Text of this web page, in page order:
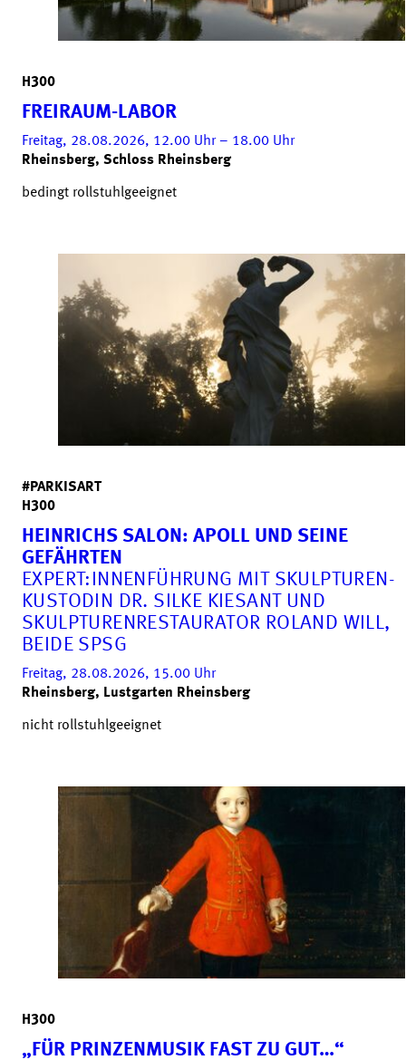
H300
FREIRAUM-LABOR
Freitag, 28.08.2026, 12.00 Uhr– 18.00 Uhr
Rheinsberg, Schloss Rheinsberg
bedingt rollstuhlgeeignet
#PARKISART
H300
HEINRICHS SALON: APOLL UND SEINE
GEFÄHRTEN
EXPERT:INNEN­FÜHRUNG MIT SKULPTUREN­­
KUSTODIN DR. SILKE KIESANT UND
SKULPTUREN­­RESTAURATOR ROLAND WILL,
BEIDE SPSG
Freitag, 28.08.2026, 15.00 Uhr
Rheinsberg, Lustgarten Rheinsberg
nicht rollstuhlgeeignet
H300
„FÜR PRINZENMUSIK FAST ZU GUT…“